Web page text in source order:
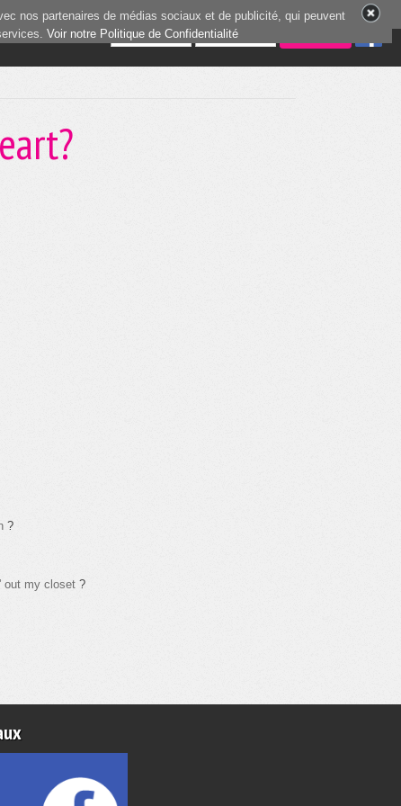
joueurs en ligne
?
out my closet ?
nos partenaires de médias sociaux et de publicité, qui peuvent
Voir notre Politique de Confidentialité